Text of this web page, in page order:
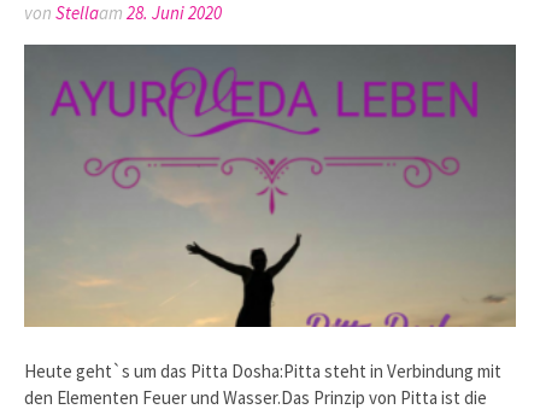
von Stellaam 28. Juni 2020
Heute geht`s um das Pitta Dosha:Pitta steht in Verbindung mit
den Elementen Feuer und Wasser.Das Prinzip von Pitta ist die